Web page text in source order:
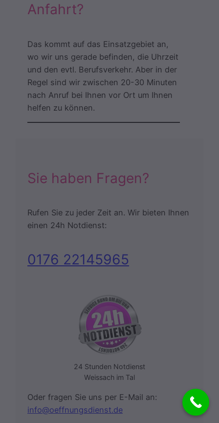
Anfahrt?
Das kommt auf das Einsatzgebiet an,
wo wir uns gerade befinden, die Uhrzeit
und den evtl. Berufsverkehr. Aber in der
Regel sind wir zwischen 20-30 Minuten
nach Anruf bei Ihnen vor Ort um Ihnen
helfen zu können.
Sie haben Fragen?
Rufen Sie zu jeder Zeit an. Wir bieten Ihnen
einen 24h Notdienst:
0176 22145965
24 Stunden Notdienst
Weissach im Tal
Oder fragen Sie uns per E-Mail an:
info@oeffnungsdienst.de